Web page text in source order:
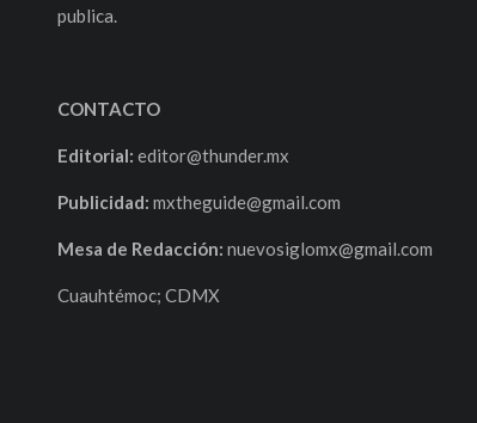
publica.
CONTACTO
Editorial: editor@thunder.mx
Publicidad: mxtheguide@gmail.com
Mesa de Redacción: nuevosiglomx@gmail.com
Cuauhtémoc; CDMX